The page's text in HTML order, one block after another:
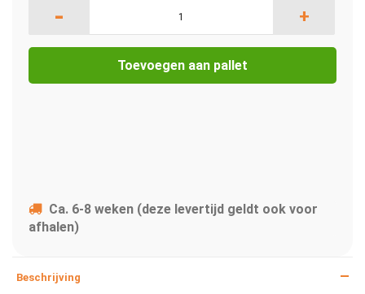
- +
Toevoegen aan pallet
Ca. 6-8 weken (deze levertijd geldt ook voor
afhalen)
Beschrijving